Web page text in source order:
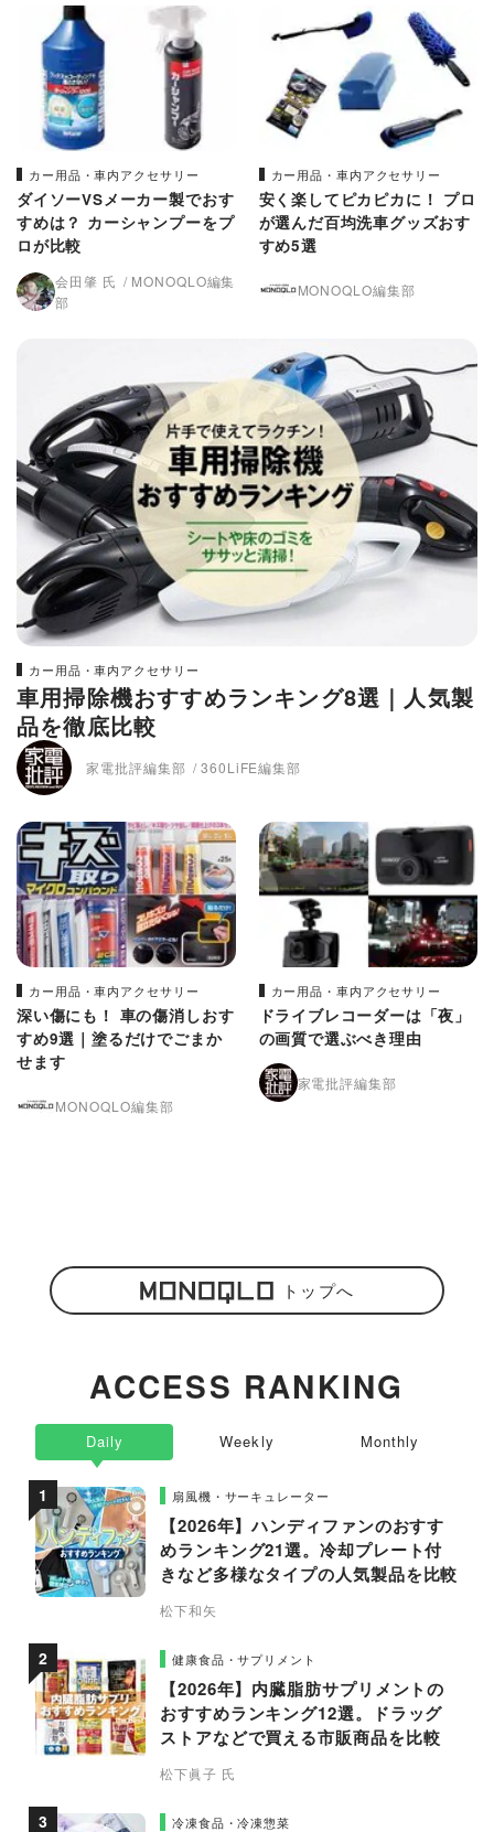
カー用品・車内アクセサリー
ダイソーVSメーカー製でおす
すめは？ カーシャンプーをプ
ロが比較
会田肇 氏
MONOQLO編集
部
カー用品・車内アクセサリー
安く楽してピカピカに！ プロ
が選んだ百均洗車グッズおす
すめ5選
MONOQLO編集部
カー用品・車内アクセサリー
車用掃除機おすすめランキング8選｜人気製
品を徹底比較
家電批評編集部 360LiFE編集部
カー用品・車内アクセサリー
深い傷にも！ 車の傷消しおす
すめ9選｜塗るだけでごまか
せます
MONOQLO編集部
カー用品・車内アクセサリー
ドライブレコーダーは「夜」
の画質で選ぶべき理由
家電批評編集部
トップへ
ACCESS RANKING
Daily
扇風機・サーキュレーター
【2026年】ハンディファンのおすす
めランキング21選。冷却プレート付
きなど多様なタイプの人気製品を比較
松下和矢
健康食品・サプリメント
【2026年】内臓脂肪サプリメントの
おすすめランキング12選。ドラッグ
ストアなどで買える市販商品を比較
松下眞子 氏
冷凍食品・冷凍惣菜
Weekly Monthly